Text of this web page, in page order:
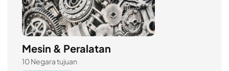
Mesin & Peralatan
10 Negara tujuan